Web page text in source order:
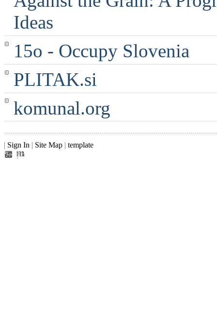
Ideas
15o - Occupy Slovenia
PLITAK.si
komunal.org
| Sign In | Site Map | template